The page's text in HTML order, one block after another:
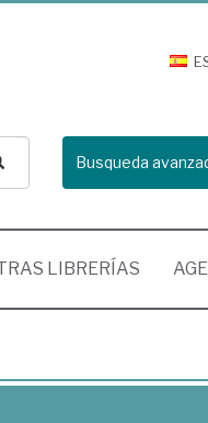
Busqueda
LIBRERÍAS